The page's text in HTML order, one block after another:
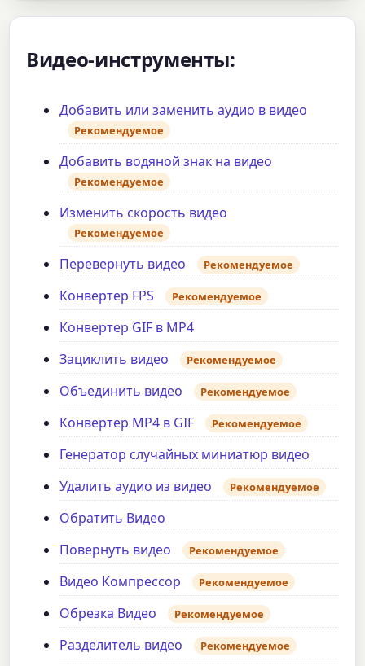
Видео-инструменты:
Добавить или заменить аудио в видео
Рекомендуемое
Добавить водяной знак на видео
Рекомендуемое
Изменить скорость видео
Рекомендуемое
Перевернуть видео Рекомендуемое
Конвертер FPS Рекомендуемое
Конвертер GIF в MP4
Зациклить видео
Рекомендуемое
Объединить видео Рекомендуемое
Конвертер MP4 в GIF Рекомендуемое
Генератор случайных миниатюр видео
Удалить аудио из видео
Рекомендуемое
Обратить Видео
Повернуть видео
Рекомендуемое
Видео Компрессор Рекомендуемое
Обрезка Видео Рекомендуемое
Разделитель видео Рекомендуемое